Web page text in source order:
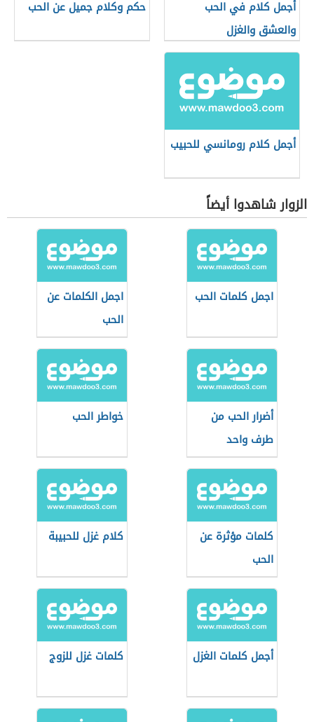
أجمل كلام في الحب
والعشق والغزل
حكم وكلام جميل عن الحب
أجمل كلام رومانسي للحبيب
الزوار شاهدوا أيضاً
اجمل كلمات الحب
اجمل الكلمات عن
الحب
أضرار الحب من
طرف واحد
خواطر الحب
كلمات مؤثرة عن
الحب
كلام غزل للحبيبة
أجمل كلمات الغزل كلمات غزل للزوج